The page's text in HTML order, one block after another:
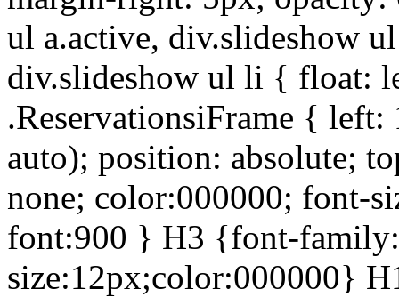
ul a.active, div.slideshow
div.slideshow ul li { float:
.ReservationsiFrame {
auto); position: absolute;
none; color:000000; font-
font:900 } H3 {font-
size:12px;color:000000}